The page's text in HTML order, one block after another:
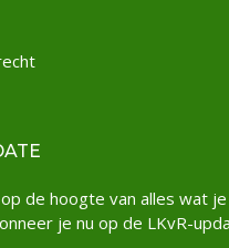
op de hoogte van alles wat
je nu op de LKvR-